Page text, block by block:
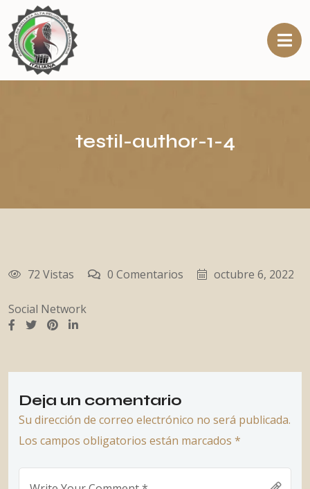
testil-author-1-4
72 Vistas 0 Comentarios octubre 6, 2022
Social Network
Deja un comentario
Su dirección de correo electrónico no será publicada.
Los campos obligatorios están marcados *